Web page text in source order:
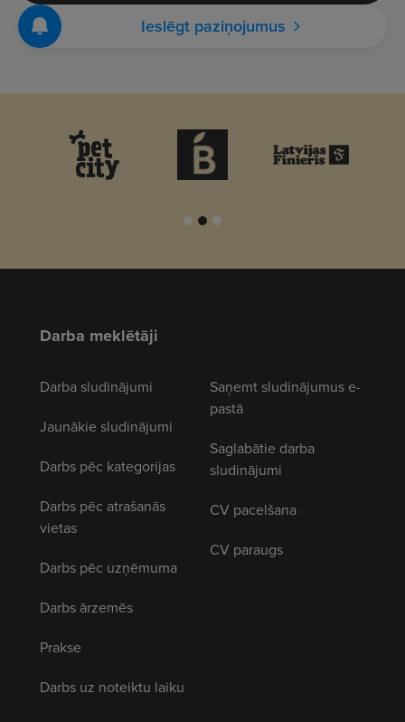
Ieslēgt paziņojumus
Darba meklētāji
Darba sludinājumi
Jaunākie sludinājumi
Darbs pēc kategorijas
Darbs pēc atrašanās
vietas
Darbs pēc uzņēmuma
Darbs ārzemēs
Prakse
Darbs uz noteiktu laiku
Saņemt sludinājumus e-
pastā
Saglabātie darba
sludinājumi
CV pacelšana
CV paraugs